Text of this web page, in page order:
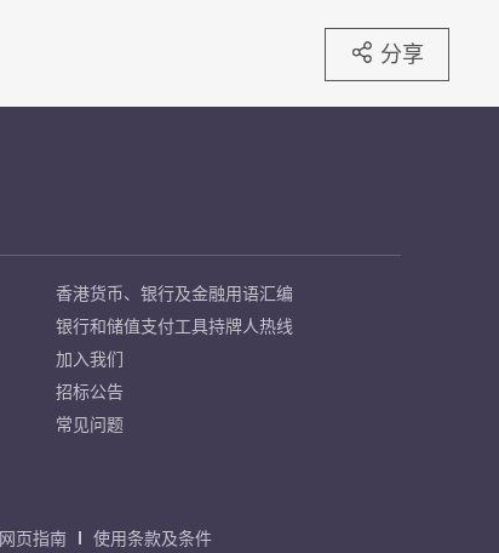
分享
香港货币、银行及金融用语汇编
银行和储值支付工具持牌人热线
加入我们
招标公告
常见问题
网页指南 使用条款及条件